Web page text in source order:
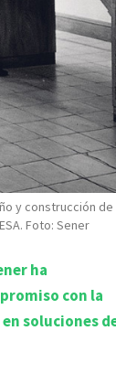
y construcción de
Foto: Sener
ha
con la
soluciones